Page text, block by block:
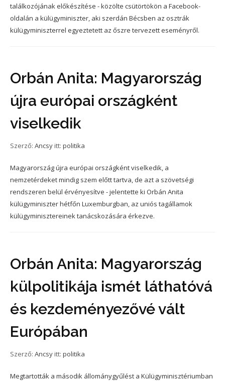
találkozójának előkészítése - közölte csütörtökön a Facebook-
oldalán a külügyminiszter, aki szerdán Bécsben az osztrák
külügyminiszterrel egyeztetett az őszre tervezett eseményről.
Orbán Anita: Magyarország
újra európai országként
viselkedik
Szerző: Ancsy itt: politika
Magyarország újra európai országként viselkedik, a
nemzetérdeket mindig szem előtt tartva, de azt a szövetségi
rendszeren belül érvényesítve - jelentette ki Orbán Anita
külügyminiszter hétfőn Luxemburgban, az uniós tagállamok
külügyminisztereinek tanácskozására érkezve.
Orbán Anita: Magyarország
külpolitikája ismét láthatóvá
és kezdeményezővé vált
Európában
Szerző: Ancsy itt: politika
Megtartották a második állománygyűlést a Külügyminisztériumban